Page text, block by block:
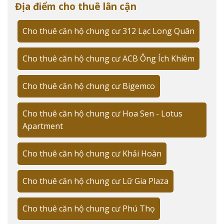
Là một trong những dự án tiên phong của Phát Đạt,
The EverRich I được bàn giao từ năm 2009 và nhanh
chóng trở thành biểu tượng của phong cách sống
thượng lưu tại Quận 11. "The EverRich I không chỉ là
nơi ở, mà còn là minh chứng cho tầm nhìn phát triển
bất động sản cao cấp của chúng tôi", chia sẻ từ tôi -
Trương Tài Năng, với hơn 15 năm kinh nghiệm trong
lĩnh vực môi giới căn hộ cao cấp.
Các loại căn hộ và diện tích đa dạng
Dự án cung cấp đa dạng lựa chọn về diện tích và loại
hình căn hộ:
Căn hộ 2 phòng ngủ: 110-130m²
Căn hộ 3 phòng ngủ: 140-180m²
Căn hộ duplex: 200-250m²
Địa điểm cho thuê lân cận
Cho thuê căn hộ chung cư 312 Lạc Long Quân
Cho thuê căn hộ chung cư ACB Ông Ích Khiêm
Cho thuê căn hộ chung cư Bigemco
Cho thuê căn hộ chung cư Hoa Sen - Lotus
Apartment
Cho thuê căn hộ chung cư Khải Hoàn
Cho thuê căn hộ chung cư Lữ Gia Plaza
Cho thuê căn hộ chung cư Phú Thọ